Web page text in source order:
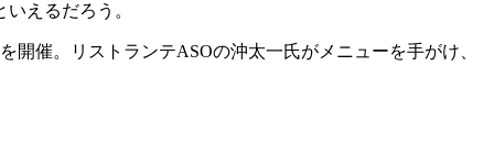
えるだろう。
催。リストランテASOの沖太一氏がメニューを手がけ、